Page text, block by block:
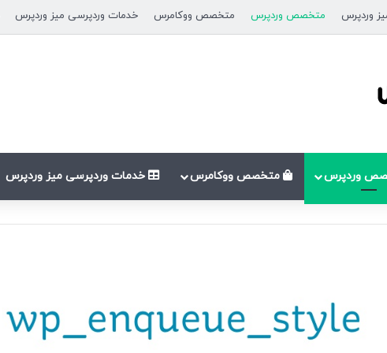
وردپرس متخصص وردپرس متخصص ووکامرس خدمات وردپرسی میز وردپرس
وردپرس متخصص ووکامرس خدمات وردپرسی میز وردپرس